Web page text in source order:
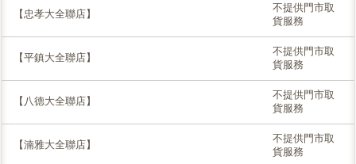
【忠孝大全聯店】
不提供門市取
貨服務
【平鎮大全聯店】
不提供門市取
貨服務
【八德大全聯店】
不提供門市取
貨服務
【湳雅大全聯店】
不提供門市取
貨服務